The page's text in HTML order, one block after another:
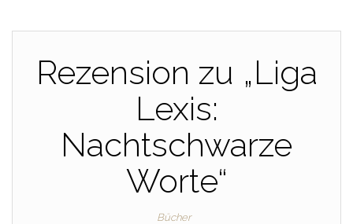
Rezension zu „Liga
Lexis:
Nachtschwarze
Worte“
Bücher